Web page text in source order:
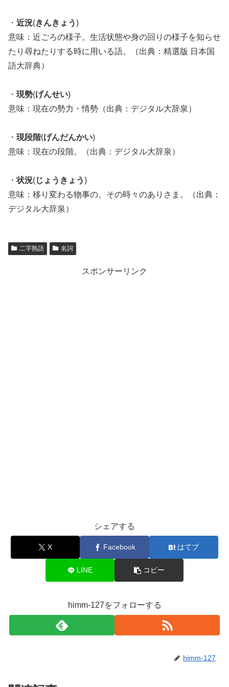
・ 近況(きんきょう)
意味：近ごろの様子。生活状態や身の回りの様子を知らせ
たり尋ねたりする時に用いる語。（出典：精選版 日本国
語大辞典）
・ 現勢(げんせい)
意味：現在の勢力・情勢（出典：デジタル大辞泉）
・ 現段階(げんだんかい)
意味：現在の段階。（出典：デジタル大辞泉）
・状況(じょうきょう)
意味：移り変わる物事の、その時々のありさま。（出典：
デジタル大辞泉）
二字熟語 名詞
スポンサーリンク
シェアする
X Facebook はてブ
LINE コピー
himm-127をフォローする
himm-127